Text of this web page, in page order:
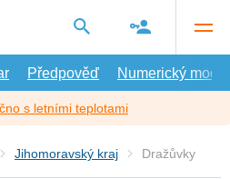
Předpověď Numerický model
s letními teplotami
Jihomoravský kraj Dražůvky